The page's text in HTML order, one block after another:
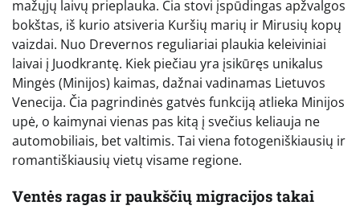
mažųjų laivų prieplauka. Čia stovi įspūdingas apžvalgos
bokštas, iš kurio atsiveria Kuršių marių ir Mirusių kopų
vaizdai. Nuo Drevernos reguliariai plaukia keleiviniai
laivai į Juodkrantę. Kiek piečiau yra įsikūręs unikalus
Mingės (Minijos) kaimas, dažnai vadinamas Lietuvos
Venecija. Čia pagrindinės gatvės funkciją atlieka Minijos
upė, o kaimynai vienas pas kitą į svečius keliauja ne
automobiliais, bet valtimis. Tai viena fotogeniškiausių ir
romantiškiausių vietų visame regione.
Ventės ragas ir paukščių migracijos takai